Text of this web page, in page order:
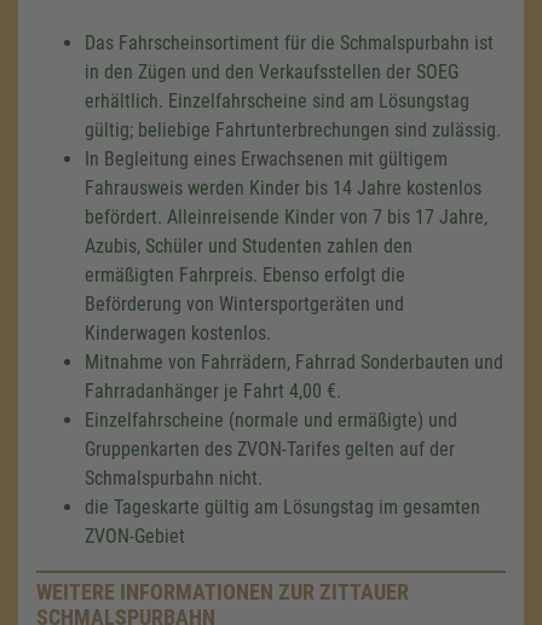
Das Fahrscheinsortiment für die Schmalspurbahn ist
in den Zügen und den Verkaufsstellen der SOEG
erhältlich. Einzelfahrscheine sind am Lösungstag
gültig; beliebige Fahrtunterbrechungen sind zulässig.
In Begleitung eines Erwachsenen mit gültigem
Fahrausweis werden Kinder bis 14 Jahre kostenlos
befördert. Alleinreisende Kinder von 7 bis 17 Jahre,
Azubis, Schüler und Studenten zahlen den
ermäßigten Fahrpreis. Ebenso erfolgt die
Beförderung von Wintersportgeräten und
Kinderwagen kostenlos.
Mitnahme von Fahrrädern, Fahrrad Sonderbauten und
Fahrradanhänger je Fahrt 4,00 €.
Einzelfahrscheine (normale und ermäßigte) und
Gruppenkarten des ZVON-Tarifes gelten auf der
Schmalspurbahn nicht.
die Tageskarte gültig am Lösungstag im gesamten
ZVON-Gebiet
WEITERE INFORMATIONEN ZUR ZITTAUER
SCHMALSPURBAHN